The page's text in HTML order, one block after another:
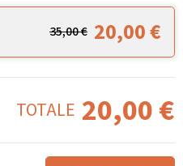
35,00€ 20,00€
TOTALE 20,00€